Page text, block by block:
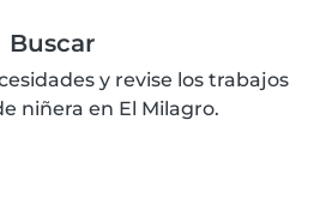
Buscar
y revise los trabajos
niñera en El Milagro.